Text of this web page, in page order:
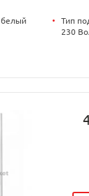
•
Тип
230